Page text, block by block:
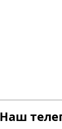
Наш